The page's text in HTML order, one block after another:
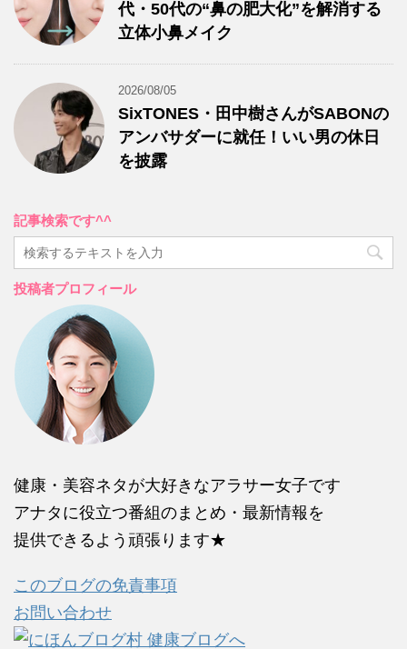
代・50代の“鼻の肥大化”を解消する
立体小鼻メイク
2026/08/05
SixTONES・田中樹さんがSABONの
アンバサダーに就任！いい男の休日
を披露
記事検索です^^
投稿者プロフィール
健康・美容ネタが大好きなアラサー女子です
アナタに役立つ番組のまとめ・最新情報を
提供できるよう頑張ります★
このブログの免責事項
お問い合わせ